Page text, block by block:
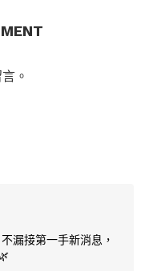
。
漏接第一手新消息，